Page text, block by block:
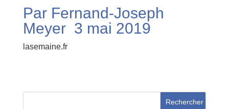
Par Fernand-Joseph
Meyer 3 mai 2019
lasemaine.fr